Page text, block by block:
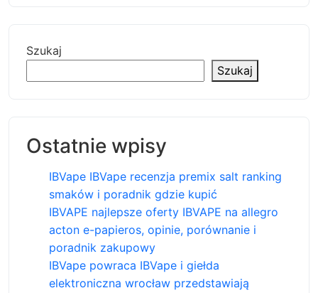
Szukaj
Szukaj
Ostatnie wpisy
IBVape IBVape recenzja premix salt ranking
smaków i poradnik gdzie kupić
IBVAPE najlepsze oferty IBVAPE na allegro
acton e-papieros, opinie, porównanie i
poradnik zakupowy
IBVape powraca IBVape i giełda
elektroniczna wrocław przedstawiają